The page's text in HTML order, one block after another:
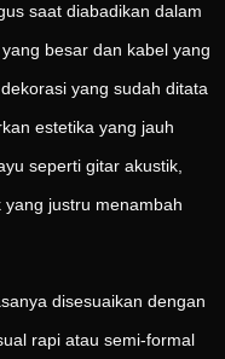
saat diabadikan dalam
besar dan kabel yang
yang sudah ditata
estetika yang jauh
seperti gitar akustik,
justru menambah
disesuaikan dengan
rapi atau semi-formal